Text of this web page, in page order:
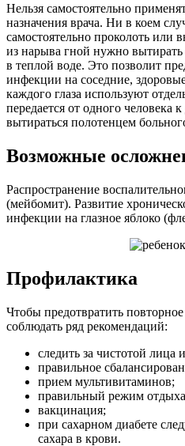
Нельзя самостоятельно
назначения врача. Ни в коем
самостоятельно проколоть
из нарыва гной нужно
в теплой воде. Это позволит
инфекции на соседние,
каждого глаза используют
передается от одного человека
вытираться полотенцем
Возможные
Распространение
(мейбомит). Развитие
инфекции на глазное яблоко
Профилактика
Чтобы предотвратить
соблюдать ряд рекомендаций:
следить за чистотой лица
правильное
прием мультивитаминов;
правильный режим
вакцинация;
при сахарном диабете
сахара в крови.